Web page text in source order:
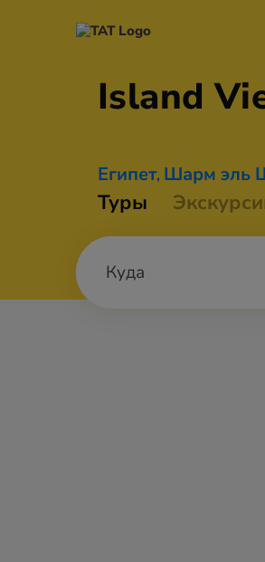
Island
Египет, Шарм эль
Туры